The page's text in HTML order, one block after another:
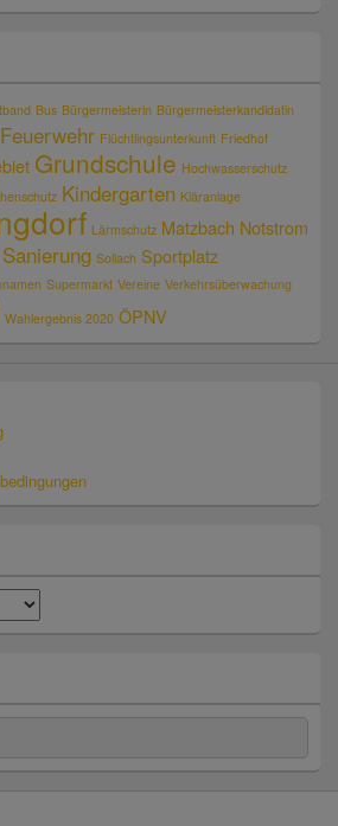
Bus Bürgermeisterin Bürgermeisterkandidatin
Feuerwehr Flüchtlingsunterkunft Friedhof
Grundschule Hochwasserschutz
Kindergarten Kläranlage
Lärmschutz Matzbach Notstrom
Sanierung Sollach Sportplatz
Supermarkt Vereine Verkehrsüberwachung
Wahlergebnis 2020 ÖPNV